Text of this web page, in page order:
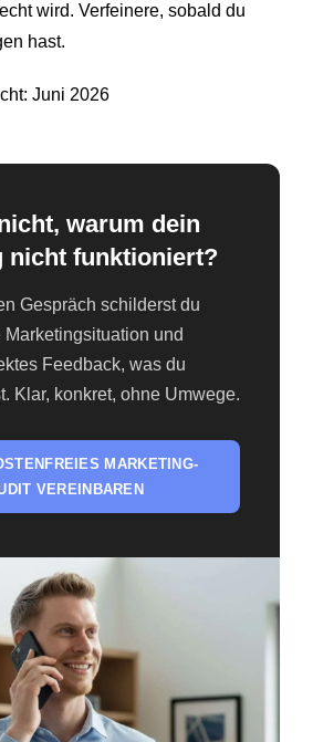
wird. Verfeinere, sobald du
hast.
Juni 2026
warum dein
nicht funktioniert?
Gespräch schilderst du
und
Feedback, was du
Klar, konkret, ohne Umwege.
MARKETING-
VEREINBAREN